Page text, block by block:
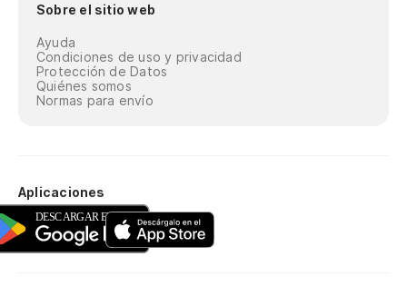
Sobre el sitio web
Ayuda
Condiciones de uso y privacidad
Protección de Datos
Quiénes somos
Normas para envío
Aplicaciones